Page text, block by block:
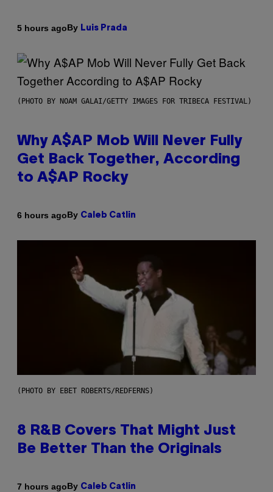
5 hours agoBy Luis Prada
(PHOTO BY NOAM GALAI/GETTY IMAGES FOR TRIBECA FESTIVAL)
Why A$AP Mob Will Never Fully
Get Back Together, According
to A$AP Rocky
6 hours agoBy Caleb Catlin
(PHOTO BY EBET ROBERTS/REDFERNS)
8 R&B Covers That Might Just
Be Better Than the Originals
7 hours agoBy Caleb Catlin